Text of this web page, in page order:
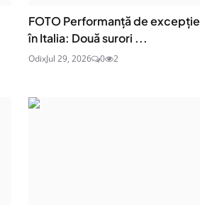
FOTO Performanță de excepție
în Italia: Două surori ...
OdixJul 29, 2026 0 2